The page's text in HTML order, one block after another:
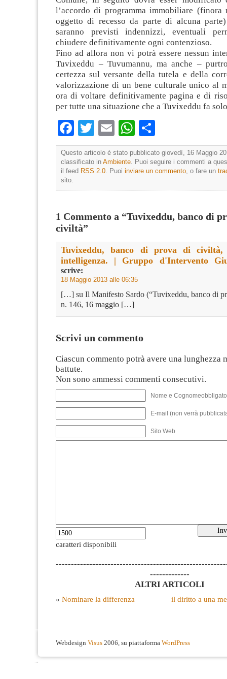
l’accordo di programma immobiliare (finora
oggetto di recesso da parte di alcuna
saranno previsti indennizzi, eventuali
chiudere definitivamente ogni contenzioso.
Fino ad allora non vi potrà essere nessun
Tuvixeddu – Tuvumannu, ma anche –
certezza sul versante della tutela e della
valorizzazione di un bene culturale unico al
ora di voltare definitivamente pagina e di
per tutte una situazione che a Tuvixeddu fa
Facebook
TwitterEmailWhatsApp
Questo articolo è stato pubblicato giovedì, 16 Maggio
classificato in Ambiente . Puoi seguire i commenti a
il feed RSS 2.0 . Puoi inviare un commento , o fare un
sito.
1 Commento a “Tuvixeddu, banco di
civiltà”
Tuvixeddu, banco di prova di civiltà,
intelligenza. | Gruppo d'Intervento
scrive:
18 Maggio 2013 alle 06:35
[…] su Il Manifesto Sardo (“Tuvixeddu, banco di
n. 146, 16 maggio […]
Scrivi un commento
Ciascun commento potrà avere una lunghezza
battute.
Non sono ammessi commenti consecutivi.
Nome e
E-mail (non verrà
Sito Web
caratteri disponibili
-------------
ALTRI ARTICOLI
« Nominare la differenza il diritto a una
Webdesign Visus 2006, su piattaforma WordPress